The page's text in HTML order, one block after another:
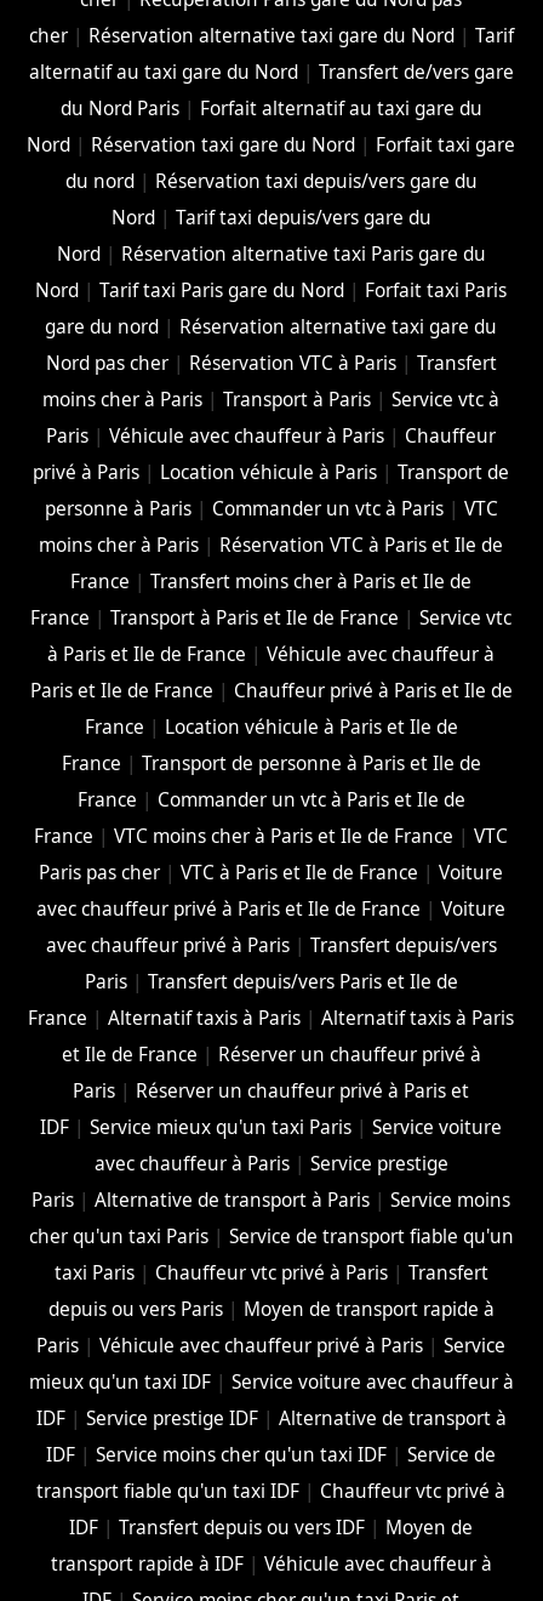
cher| Réservation alternative taxi gare du Nord| Tarif
alternatif au taxi gare du Nord| Transfert de/vers gare
du Nord Paris| Forfait alternatif au taxi gare du
Nord | Réservation taxi gare du Nord | Forfait taxi gare
du nord| Réservation taxi depuis/vers gare du
Nord| Tarif taxi depuis/vers gare du
Nord| Réservation alternative taxi Paris gare du
Nord |Tarif taxi Paris gare du Nord | Forfait taxi Paris
gare du nord | Réservation alternative taxi gare du
Nord pas cher| Réservation VTC à Paris| Transfert
moins cher à Paris |Transport à Paris |Service vtc à
Paris |Véhicule avec chauffeur à Paris | Chauffeur
privé à Paris | Location véhicule à Paris |Transport de
personne à Paris| Commander un vtc à Paris| VTC
moins cher à Paris | Réservation VTC à Paris et Ile de
France |Transfert moins cher à Paris et Ile de
France |Transport à Paris et Ile de France |Service vtc
à Paris et Ile de France |Véhicule avec chauffeur à
Paris et Ile de France | Chauffeur privé à Paris et Ile de
France | Location véhicule à Paris et Ile de
France | Transport de personne à Paris et Ile de
France | Commander un vtc à Paris et Ile de
France |VTC moins cher à Paris et Ile de France |VTC
Paris pas cher |VTC à Paris et Ile de France |Voiture
avec chauffeur privé à Paris et Ile de France |Voiture
avec chauffeur privé à Paris| Transfert depuis/vers
Paris| Transfert depuis/vers Paris et Ile de
France |Alternatif taxis à Paris |Alternatif taxis à Paris
et Ile de France | Réserver un chauffeur privé à
Paris | Réserver un chauffeur privé à Paris et
IDF |Service mieux qu'un taxi Paris |Service voiture
avec chauffeur à Paris| Service prestige
Paris |Alternative de transport à Paris |Service moins
cher qu'un taxi Paris| Service de transport fiable qu'un
taxi Paris| Chauffeur vtc privé à Paris| Transfert
depuis ou vers Paris| Moyen de transport rapide à
Paris |Véhicule avec chauffeur privé à Paris |Service
mieux qu'un taxi IDF| Service voiture avec chauffeur à
IDF| Service prestige IDF| Alternative de transport à
IDF |Service moins cher qu'un taxi IDF |Service de
transport fiable qu'un taxi IDF | Chauffeur vtc privé à
IDF |Transfert depuis ou vers IDF | Moyen de
transport rapide à IDF| Véhicule avec chauffeur à